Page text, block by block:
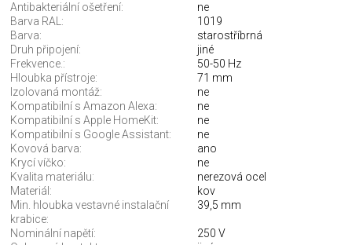
Antibakteriální ošetření:
ne
Barva RAL:
1019
Barva:
starostříbrná
Druh připojení:
jiné
Frekvence.:
50-50 Hz
Hloubka přístroje:
71 mm
Izolovaná montáž:
ne
Kompatibilní s Amazon Alexa:
ne
Kompatibilní s Apple HomeKit:
ne
Kompatibilní s Google Assistant:
ne
Kovová barva:
ano
Krycí víčko:
ne
Kvalita materiálu:
nerezová ocel
Materiál:
kov
Min. hloubka vestavné instalační
krabice:
39,5 mm
Nominální napětí:
250 V